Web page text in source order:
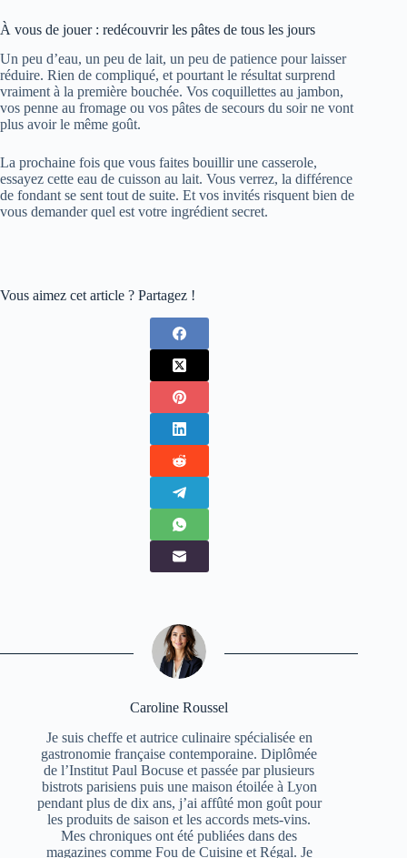
À vous de jouer : redécouvrir les pâtes de tous les jours
Un peu d’eau, un peu de lait, un peu de patience pour laisser
réduire. Rien de compliqué, et pourtant le résultat surprend
vraiment à la première bouchée. Vos coquillettes au jambon,
vos penne au fromage ou vos pâtes de secours du soir ne vont
plus avoir le même goût.
La prochaine fois que vous faites bouillir une casserole,
essayez cette eau de cuisson au lait. Vous verrez, la différence
de fondant se sent tout de suite. Et vos invités risquent bien de
vous demander quel est votre ingrédient secret.
Vous aimez cet article ? Partagez !
Caroline Roussel
Je suis cheffe et autrice culinaire spécialisée en
gastronomie française contemporaine. Diplômée
de l’Institut Paul Bocuse et passée par plusieurs
bistrots parisiens puis une maison étoilée à Lyon
pendant plus de dix ans, j’ai affûté mon goût pour
les produits de saison et les accords mets-vins.
Mes chroniques ont été publiées dans des
magazines comme Fou de Cuisine et Régal. Je